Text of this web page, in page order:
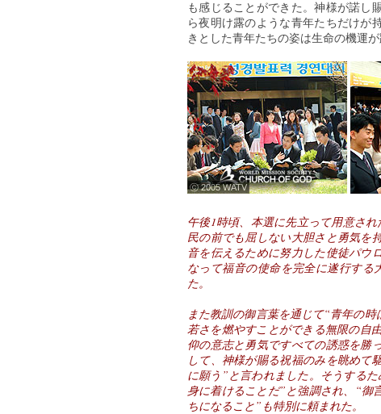
も感じることができた。神様が諾し
ら夜明け露のような青年たちだけが
きとした青年たちの姿は生命の機運
ⓒ 2005 WATV
午後1時頃、本選に先立って用意さ
民の前でも屈しない大胆さと勇気を
音を伝えるために努力した使徒パウ
なって福音の使命を完全に遂行する
た。
また教訓の御言葉を通じて“青年の
若さを燃やすことができる無限の自
仰の意志と勇気ですべての誘惑を勝
して、神様が賜る祝福のみを眺めて
に願う”と言われました。そうする
身に着けることだ”と強調され、“御
ちになること”も特別に頼まれた。